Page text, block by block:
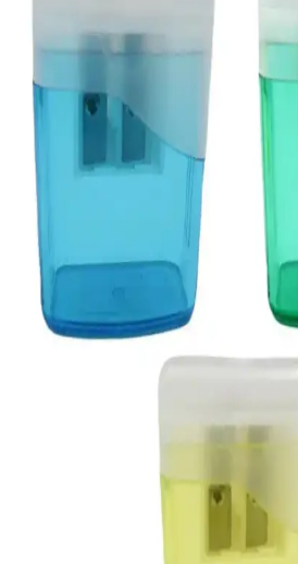
KRAF 700g Masa Üstü Kollu
Karşılaştırması
KRAF 700g masa üstü kollu ve mini
özellikleri, avantajları ve kullanıcı
Hangi ürün ihtiyaçlara daha uygun,
KRAF KALEMTRAŞ KOLLU
okul kullanımı için dayanıklı
KRAF KALEMTRAŞ KOLLU MİNİ
için pratik ve dayanıklı kalemtıraştır.
uçlarını korur, taşıması kolaydır, uzun
kullanım için idealdir.
KRAF Kalemtraş Kollu Mini
KRAF Kalemtraş Kollu Mini 700G,
ofis ve evde ideal tercih.
NaSaDAN Ayıcık Boncuklu
Açacağı: Eğlenceli ve